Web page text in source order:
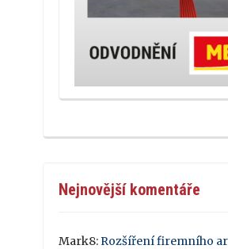
Nejnovější komentáře
Mark8: Rozšíření firemního